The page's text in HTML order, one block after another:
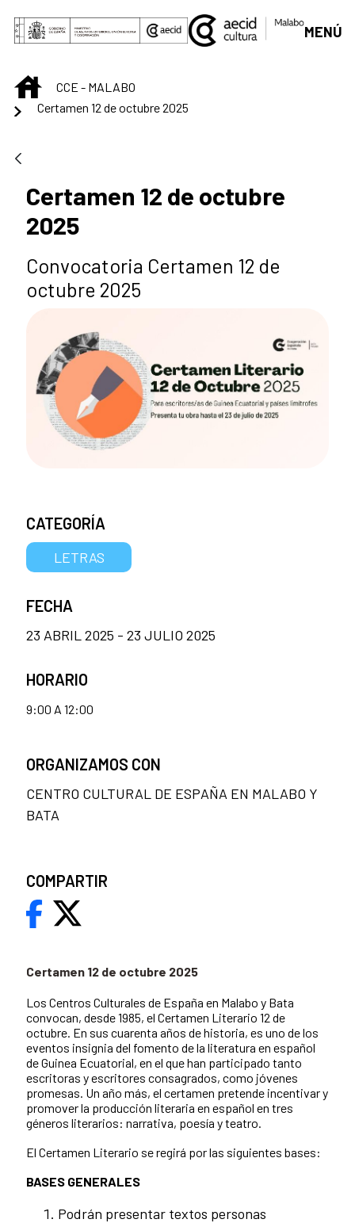
Saltar al contenido principal
MENÚ
INICIOCCE - MALABO
Certamen 12 de octubre 2025
Certamen 12 de octubre
2025
Convocatoria Certamen 12 de
octubre 2025
Certamen 12 de octubre 2025
Los Centros Culturales de España en Malabo y Bata
convocan, desde 1985, el Certamen Literario 12 de
octubre. En sus cuarenta años de historia, es uno de los
eventos insignia del fomento de la literatura en español
de Guinea Ecuatorial, en el que han participado tanto
escritoras y escritores consagrados, como jóvenes
promesas. Un año más, el certamen pretende incentivar y
promover la producción literaria en español en tres
géneros literarios: narrativa, poesía y teatro.
El Certamen Literario se regirá por las siguientes bases:
BASES GENERALES
Podrán presentar textos personas
CATEGORÍA
LETRAS
FECHA
23 ABRIL 2025 - 23 JULIO 2025
HORARIO
9:00 A 12:00
ORGANIZAMOS CON
CENTRO CULTURAL DE ESPAÑA EN MALABO Y
BATA
COMPARTIR